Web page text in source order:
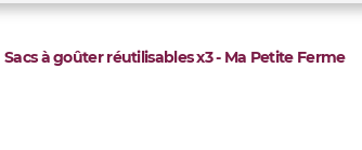
Sacs à goûter réutilisables x3 - Ma Petite Ferme